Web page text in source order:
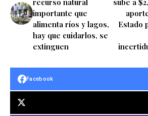
recurso natural
importante que
alimenta ríos y lagos,
hay que cuidarlos, se
extinguen
sube a
Estado
Facebook